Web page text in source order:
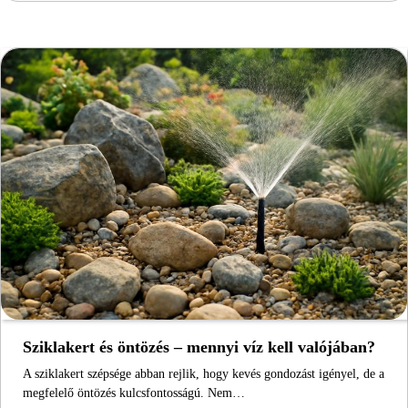
Sziklakert és öntözés – mennyi víz kell valójában?
A sziklakert szépsége abban rejlik, hogy kevés gondozást igényel, de a
megfelelő öntözés kulcsfontosságú. Nem…